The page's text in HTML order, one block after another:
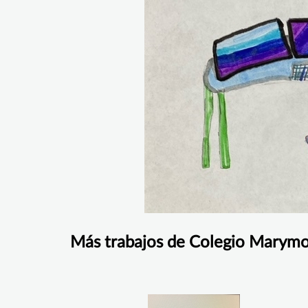
Más trabajos de Colegio